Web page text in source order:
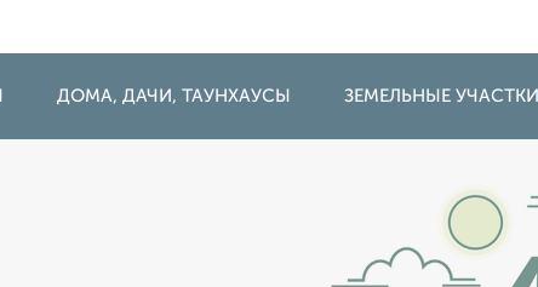
ДОМА, ДАЧИ, ТАУНХАУСЫ ЗЕМЕЛЬНЫЕ УЧАСТКИ